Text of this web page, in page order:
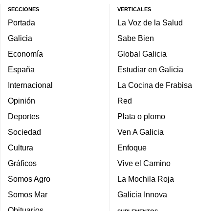
SECCIONES
Portada
Galicia
Economía
España
Internacional
Opinión
Deportes
Sociedad
Cultura
Gráficos
Somos Agro
Somos Mar
VERTICALES
La Voz de la Salud
Sabe Bien
Global Galicia
Estudiar en Galicia
La Cocina de Frabisa
Red
Plata o plomo
Ven A Galicia
Enfoque
Vive el Camino
La Mochila Roja
Galicia Innova